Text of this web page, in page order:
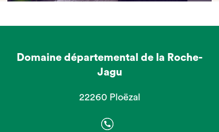
Domaine départemental de la Roche-
Jagu
22260 Ploëzal